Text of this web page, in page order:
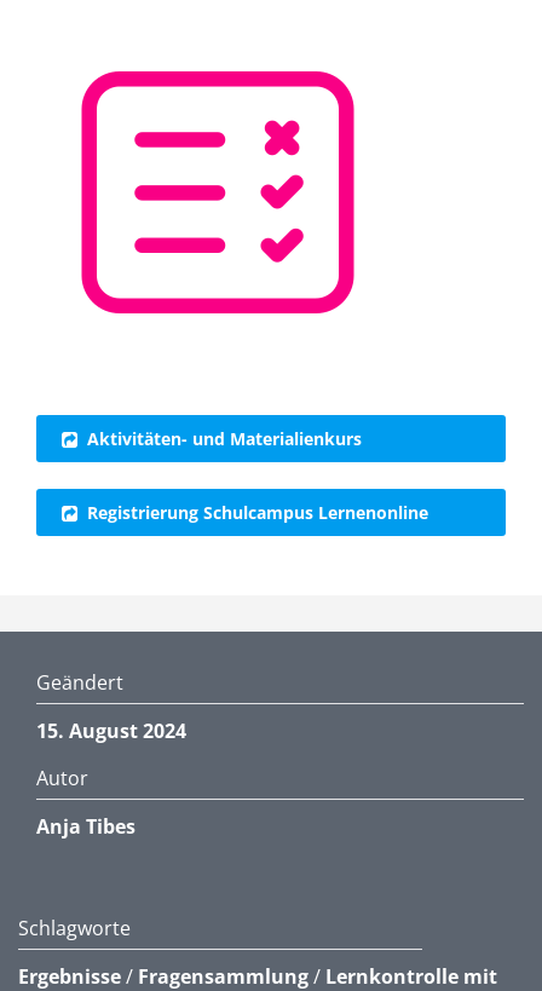
Aktivitäten- und Materialienkurs
Registrierung Schulcampus Lernenonline
Geändert
15. August 2024
Autor
Anja Tibes
Schlagworte
Ergebnisse/ Fragensammlung/ Lernkontrolle mit